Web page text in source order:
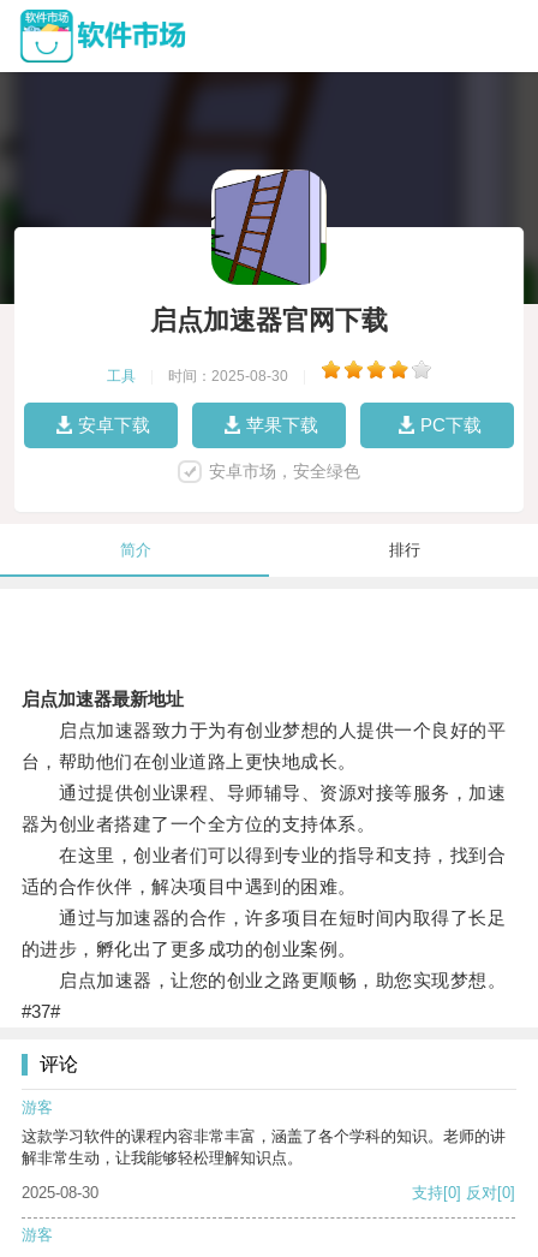
启点加速器官网下载
工具 时间：2025-08-30
安卓下载 苹果下载 PC下载
安卓市场，安全绿色
简介 排行
启点加速器最新地址
启点加速器致力于为有创业梦想的人提供一个良好的平
台，帮助他们在创业道路上更快地成长。
通过提供创业课程、导师辅导、资源对接等服务，加速
器为创业者搭建了一个全方位的支持体系。
在这里，创业者们可以得到专业的指导和支持，找到合
适的合作伙伴，解决项目中遇到的困难。
通过与加速器的合作，许多项目在短时间内取得了长足
的进步，孵化出了更多成功的创业案例。
启点加速器，让您的创业之路更顺畅，助您实现梦想。
#37#
评论
游客
这款学习软件的课程内容非常丰富，涵盖了各个学科的知识。老师的讲
解非常生动，让我能够轻松理解知识点。
2025-08-30
支持[0] 反对[0]
游客